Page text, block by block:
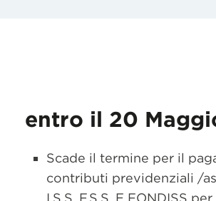
entro il 20
Scade il termine per il
contributi previdenziali /
I.S.S. F.S.S. E FONDISS